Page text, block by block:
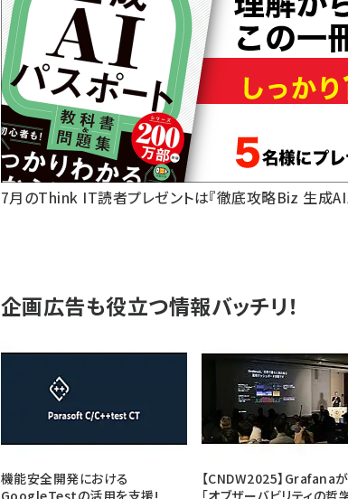
7月のThink IT読者プレゼントは『徹底攻略Biz 生成AI
企画広告も役立つ情報バッチリ！
機能安全開発における
GoogleTestの活用を支援!
【CNDW2025】Grafana
「オブザーバビリティの哲